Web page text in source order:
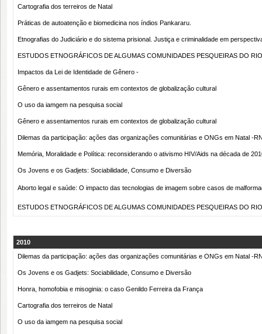
Cartografia dos terreiros de Natal
Práticas de autoatenção e biomedicina nos índios Pankararu.
Etnografias do Judiciário e do sistema prisional. Justiça e criminalidade em
ESTUDOS ETNOGRÁFICOS DE ALGUMAS COMUNIDADES PESQUEIRAS DO
Impactos da Lei de Identidade de Gênero -
Gênero e assentamentos rurais em contextos de globalização cultural
O uso da iamgem na pesquisa social
Gênero e assentamentos rurais em contextos de globalização cultural
Dilemas da participação: ações das organizações comunitárias e ONGs em Natal -
Memória, Moralidade e Política: reconsiderando o ativismo HIV/Aids na década de
Os Jovens e os Gadjets: Sociabilidade, Consumo e Diversão
Aborto legal e saúde: O impacto das tecnologias de imagem sobre casos de
ESTUDOS ETNOGRÁFICOS DE ALGUMAS COMUNIDADES PESQUEIRAS DO
2010
Dilemas da participação: ações das organizações comunitárias e ONGs em Natal -
Os Jovens e os Gadjets: Sociabilidade, Consumo e Diversão
Honra, homofobia e misoginia: o caso Genildo Ferreira da França
Cartografia dos terreiros de Natal
O uso da iamgem na pesquisa social